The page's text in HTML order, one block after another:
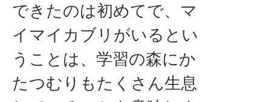
できたのは初めてで、マ
イマイカブリがいるとい
うことは、学習の森にか
たつむりもたくさん生息